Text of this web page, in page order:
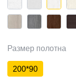
Размер полотна
200*90